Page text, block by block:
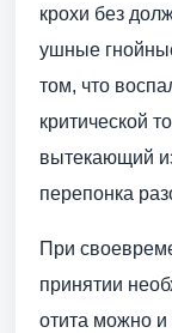
крохи без
ушные
том, что
критической
вытекающий
перепонка
При
принятии
отита можно